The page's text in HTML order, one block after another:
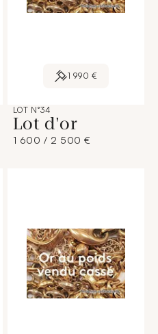
1 990 €
LOT N°34
Lot d'or
1 600 / 2 500 €